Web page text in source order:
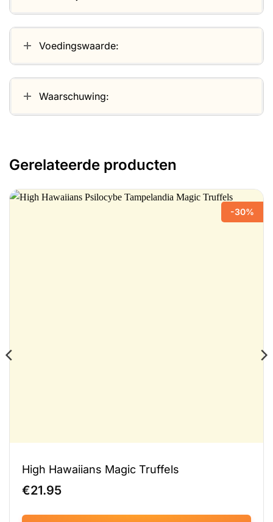
Voedingswaarde:
Waarschuwing:
Gerelateerde producten
-30%
High Hawaiians Magic Truffels
€21.95